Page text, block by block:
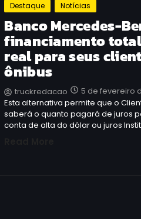
Destaque Notícias
Banco Mercedes-
financiamento
real para seus
ônibus
truckredacao 5 de fevereiro
Esta alternativa permite que o
saberá o quanto pagará de juros
conta de alta do dólar ou juros